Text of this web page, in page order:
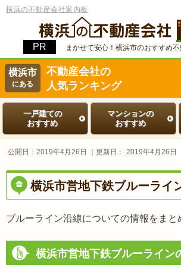
横浜の不動産会社案内板
まかせて安心！横浜市のおすすめ
横浜市
にある
不動産会社の
人気ランキング
一戸建ての
おすすめ
マンションの
おすすめ
公開日：2019年4月26日 ｜更新日：2019年4月26日
横浜市営地下鉄ブルーライ
ブルーライン沿線についての情報をまと
横浜市営地下鉄ブルーライン